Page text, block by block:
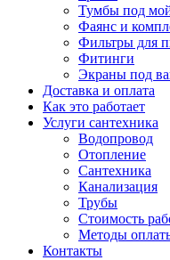
Тумбы под
Фаянс и
Фильтры для
Фитинги
Экраны под
Доставка и оплата
Как это работает
Услуги сантехника
Водопровод
Отопление
Сантехника
Канализация
Трубы
Стоимость
Методы
Контакты